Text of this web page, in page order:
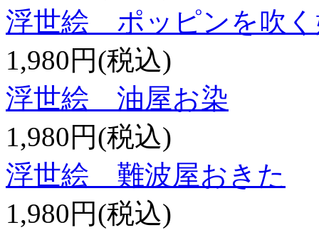
浮世絵 ポッピンを吹
1,980円(税込)
浮世絵 油屋お染
1,980円(税込)
浮世絵 難波屋おきた
1,980円(税込)